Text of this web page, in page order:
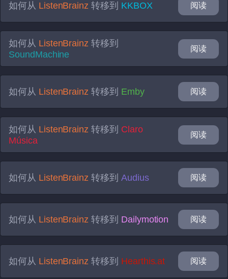
如何从 ListenBrainz 转移到 KKBOX 阅读
如何从 ListenBrainz 转移到
SoundMachine
阅读
如何从 ListenBrainz 转移到 Emby 阅读
如何从 ListenBrainz 转移到 Claro
Música
阅读
如何从 ListenBrainz 转移到 Audius 阅读
如何从 ListenBrainz 转移到 Dailymotion 阅读
如何从 ListenBrainz 转移到 Hearthis.at 阅读